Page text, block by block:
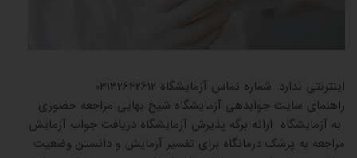
اینترنتی ندارد. شماره تماس آزمایشگاه 03132642612
راهنمای سایت جوابدهی آزمایشگاه شیخ بهایی مراجعه حضوری
به آزمایشگاه ارائه برگه پذیرش آزمایشگاه دریافت جواب آزمایش
مراجعه به پزشک درمانگاه برای تفسیر آزمایش و دانستن وضعیت